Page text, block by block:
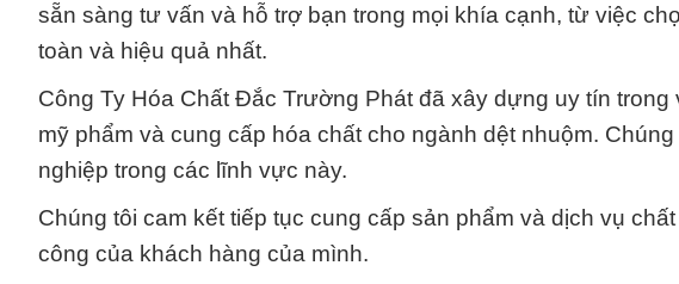
sẵn sàng tư vấn và hỗ trợ bạn trong mọi khía cạnh, từ việc
toàn và hiệu quả nhất.
Công Ty Hóa Chất Đắc Trường Phát đã xây dựng uy tín
mỹ phẩm và cung cấp hóa chất cho ngành dệt nhuộm.
nghiệp trong các lĩnh vực này.
Chúng tôi cam kết tiếp tục cung cấp sản phẩm và dịch vụ
công của khách hàng của mình.